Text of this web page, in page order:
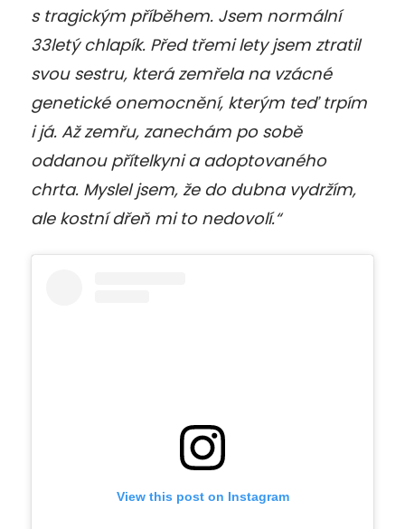
s tragickým příběhem. Jsem normální
33letý chlapík. Před třemi lety jsem ztratil
svou sestru, která zemřela na vzácné
genetické onemocnění, kterým teď trpím
i já. Až zemřu, zanechám po sobě
oddanou přítelkyni a adoptovaného
chrta. Myslel jsem, že do dubna vydržím,
ale kostní dřeň mi to nedovolí.“
View this post on Instagram